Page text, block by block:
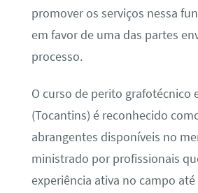
promover os serviços nessa
em favor de uma das partes
processo.
O curso de perito grafotécnico
(Tocantins) é reconhecido
abrangentes disponíveis no
ministrado por profissionais
experiência ativa no campo